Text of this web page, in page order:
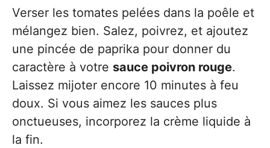
Verser les tomates pelées dans la poêle et
mélangez bien. Salez, poivrez, et ajoutez
une pincée de paprika pour donner du
caractère à votre sauce poivron rouge.
Laissez mijoter encore 10 minutes à feu
doux. Si vous aimez les sauces plus
onctueuses, incorporez la crème liquide à
la fin.